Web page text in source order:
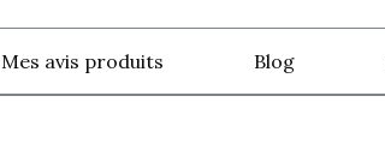
Mes avis produits Blog